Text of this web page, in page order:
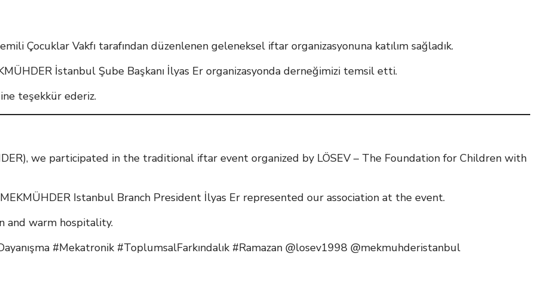
Çocuklar Vakfı tarafından düzenlenen geleneksel iftar organizasyonuna katılım sağladık.
İstanbul Şube Başkanı İlyas Er organizasyonda derneğimizi temsil etti.
teşekkür ederiz.
we participated in the traditional iftar event organized by LÖSEV – The Foundation for Children with
Istanbul Branch President İlyas Er represented our association at the event.
and warm hospitality.
#Mekatronik #ToplumsalFarkındalık #Ramazan @losev1998 @mekmuhderistanbul